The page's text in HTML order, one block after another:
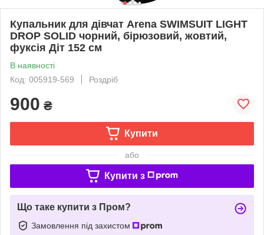
Купальник для дівчат Arena SWIMSUIT LIGHT
DROP SOLID чорний, бірюзовий, жовтий,
фуксія Діт 152 см
В наявності
Код: 005919-569
Роздріб
900 ₴
Купити
або
Купити з
Що таке купити з Пром?
Замовлення під захистом